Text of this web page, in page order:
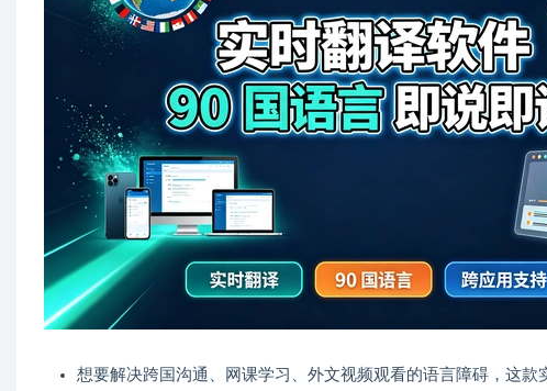
想要解决跨国沟通、网课学习、外文视频观看的语言障碍，这款